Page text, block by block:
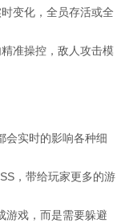
变化，全员存活或全
准操控，敌人攻击模
会实时的影响各种细
，带给玩家更多的游
游戏，而是需要躲避